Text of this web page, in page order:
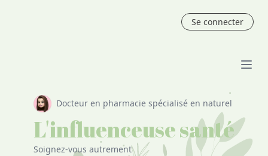
Se connecter
Docteur en pharmacie spécialisé en naturel
L'influenceuse santé
Soignez-vous autrement